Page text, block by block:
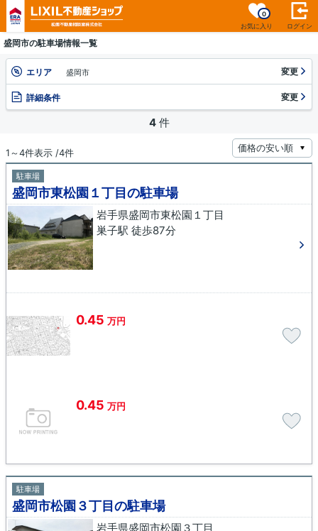
お気に入り
0
ログイン
盛岡市の駐車場情報一覧
エリア 盛岡市 変更
詳細条件 変更
4 件
1～4件表示 /4件
駐車場
盛岡市東松園１丁目の駐車場
岩手県盛岡市東松園１丁目
巣子駅 徒歩87分
0.45 万円
0.45 万円
駐車場
盛岡市松園３丁目の駐車場
岩手県盛岡市松園３丁目